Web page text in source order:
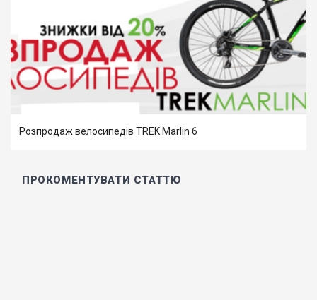
Розпродаж велосипедів TREK Marlin 6
ПРОКОМЕНТУВАТИ СТАТТЮ